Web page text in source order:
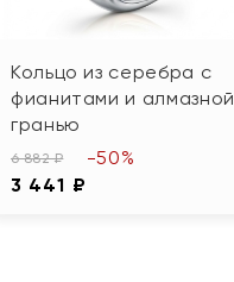
Кольцо из серебра с
фианитами и алмазной
гранью
6 882 ₽
3 441 ₽
-50%